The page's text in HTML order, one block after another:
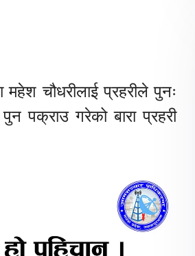
महेश चौधरीलाई प्रहरीले पुनः
पक्राउ गरेको बारा प्रहरी